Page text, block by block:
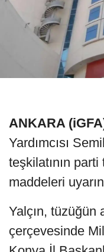
ANKARA
Yardımcısı
teşkilatının
maddeleri
Yalçın, tüzüğün
çerçevesinde